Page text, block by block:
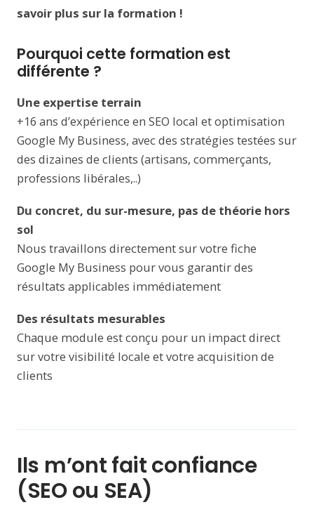
savoir plus sur la formation !
Pourquoi cette formation est
différente ?
Une expertise terrain
+16 ans d’expérience en SEO local et optimisation
Google My Business, avec des stratégies testées sur
des dizaines de clients (artisans, commerçants,
professions libérales,..)
Du concret, du sur-mesure, pas de théorie hors
sol
Nous travaillons directement sur votre fiche
Google My Business pour vous garantir des
résultats applicables immédiatement
Des résultats mesurables
Chaque module est conçu pour un impact direct
sur votre visibilité locale et votre acquisition de
clients
Ils m’ont fait confiance
(SEO ou SEA)